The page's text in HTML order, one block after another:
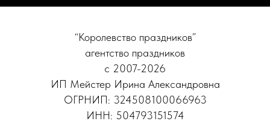
“Королевство праздников”
агентство праздников
с 2007-2026
ИП Мейстер Ирина Александровна
ОГРНИП: 324508100066963
ИНН: 504793151574